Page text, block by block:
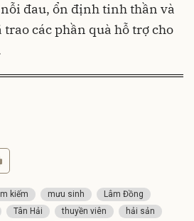
đau, ổn định tinh thần và
các phần quà hỗ trợ cho
kiếm mưu sinh
Lâm Đồng
Tân Hải thuyền viên
hải sản